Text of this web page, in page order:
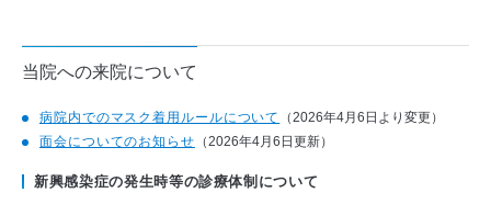
当院への来院について
病院内でのマスク着用ルールについて
（2026年4月6日より変更）
面会についてのお知らせ （2026年4月6日更新）
新興感染症の発生時等の診療体制について